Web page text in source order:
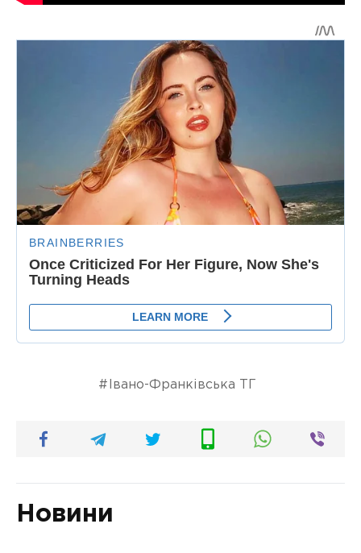
Івано-Франківська ТГ
Новини